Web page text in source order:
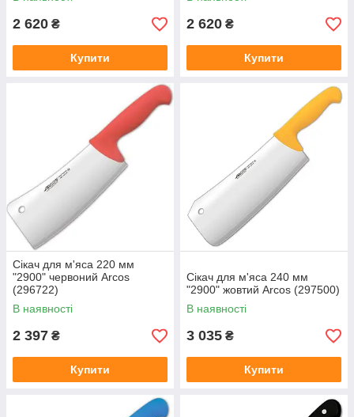
2 620 ₴
Купити
2 620 ₴
Купити
Сікач для м'яса 220 мм
"2900" червоний Arcos
(296722)
В наявності
2 397 ₴
Купити
Сікач для м'яса 240 мм
"2900" жовтий Arcos (297500)
В наявності
3 035 ₴
Купити